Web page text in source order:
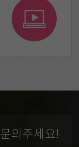
문의주세요!